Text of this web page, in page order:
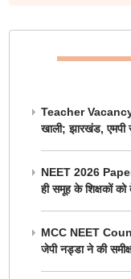
Teacher Vacancy
खाली; झारखंड, एमपी
NEET 2026
ही समूह के शिक्षकों
MCC NEET
जेपी नड्डा ने की